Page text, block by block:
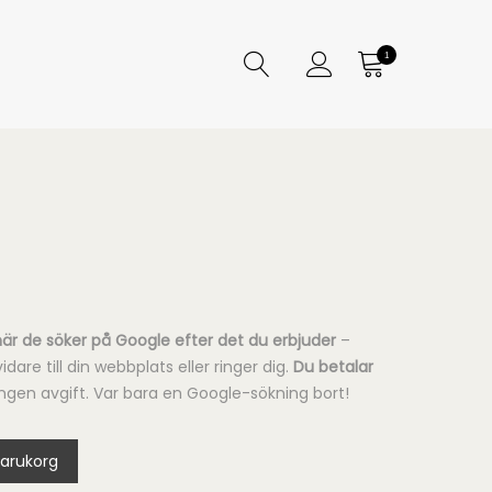
1
de söker på Google efter det du erbjuder –
till din webbplats eller ringer dig. Du betalar
avgift. Var bara en Google-sökning bort!